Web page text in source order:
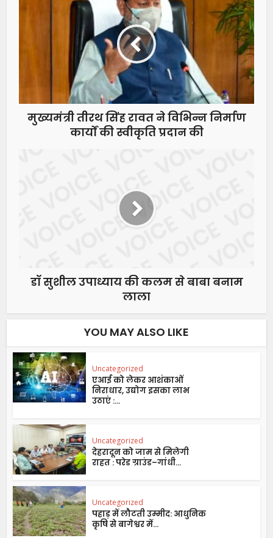
मुख्यमंत्री तीरथ सिंह रावत ने विभिन्न निर्माण
कार्यों की स्वीकृति प्रदान की
डॉ सुशील उपाध्याय की कलम से बाबा बनाम
लाला
YOU MAY ALSO LIKE
Uncategorized
एआई को लेकर आशंकाओं
निराधार, उद्योग इसका लाभ
उठाएं :...
Uncategorized
देहरादून को जाम से मिलेगी
राहत : परेड ग्राउंड–गांधी...
Uncategorized
पहाड़ में लौटती उम्मीद: आधुनिक
कृषि से बागेश्वर में...